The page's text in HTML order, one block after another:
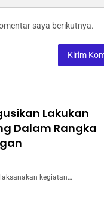
saya berikutnya.
Lakukan
Dalam Rangka
kegiatan…